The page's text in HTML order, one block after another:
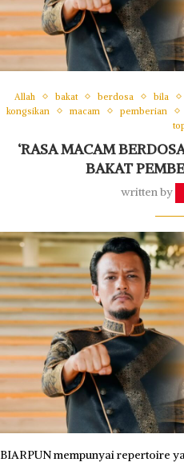
Allah bakat berdosa bila
kongsikan
macam pemberian
‘RASA MACAM
BAKAT
written by
BIARPUN mempunyai repertoire